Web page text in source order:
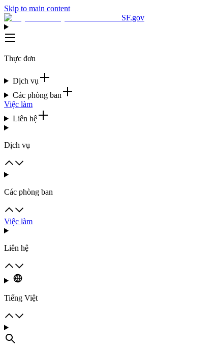
Skip to main content
SF.gov
Thực đơn
Dịch vụ
Các phòng ban
Việc làm
Liên hệ
Dịch vụ
Các phòng ban
Việc làm
Liên hệ
Tiếng Việt